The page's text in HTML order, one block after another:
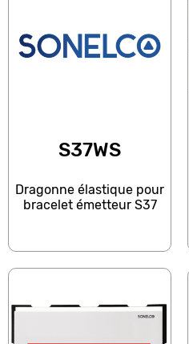
S37WS
Dragonne élastique pour
bracelet émetteur S37